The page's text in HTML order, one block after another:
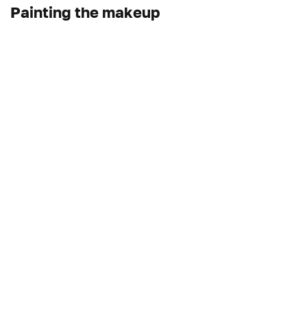
Painting the makeup